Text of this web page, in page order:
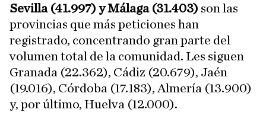
Sevilla (41.997) y Málaga (31.403) son las
provincias que más peticiones han
registrado, concentrando gran parte del
volumen total de la comunidad. Les siguen
Granada (22.362), Cádiz (20.679), Jaén
(19.016), Córdoba (17.183), Almería (13.900)
y, por último, Huelva (12.000).